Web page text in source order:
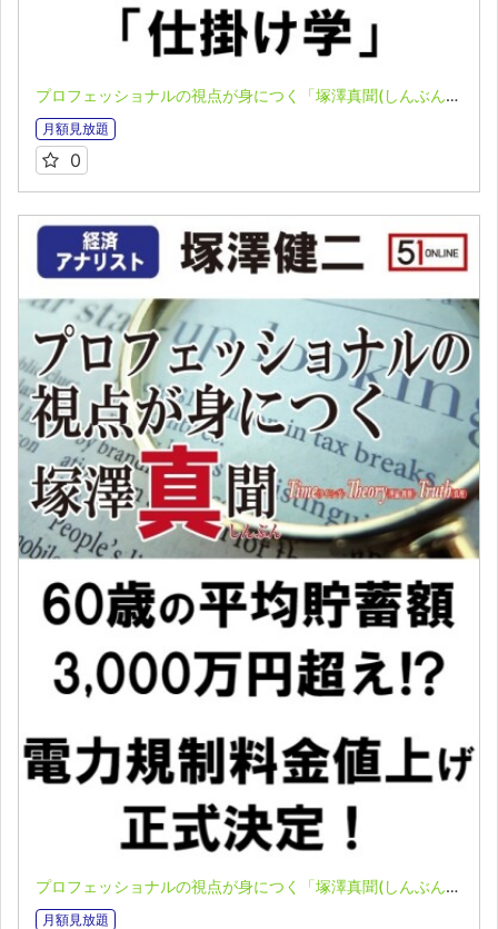
プロフェッショナルの視点が身につく「塚澤真聞(しんぶん)」(2023.05.15)
月額見放題
0
プロフェッショナルの視点が身につく「塚澤真聞(しんぶん)」(2023.05.22)
月額見放題